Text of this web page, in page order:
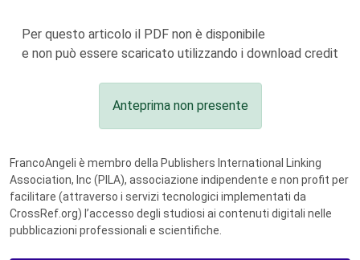
Per questo articolo il PDF non è disponibile
e non può essere scaricato utilizzando i download credit
Anteprima non presente
FrancoAngeli è membro della Publishers International Linking
Association, Inc (PILA), associazione indipendente e non profit per
facilitare (attraverso i servizi tecnologici implementati da
CrossRef.org) l’accesso degli studiosi ai contenuti digitali nelle
pubblicazioni professionali e scientifiche.